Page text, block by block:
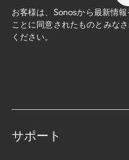
お客様は、Sonosから最新情
ことに同意されたものとみなさ
ください。
サポート